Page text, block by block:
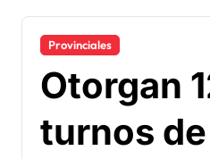
Provinciales
Otorgan
turnos de